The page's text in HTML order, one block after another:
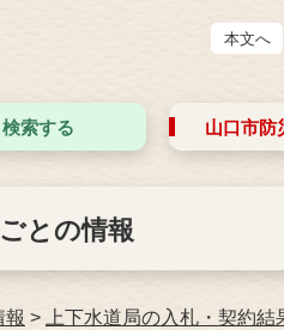
本文へ
検索する 山口市防
との情報
報 > 上下水道局の入札・契約結